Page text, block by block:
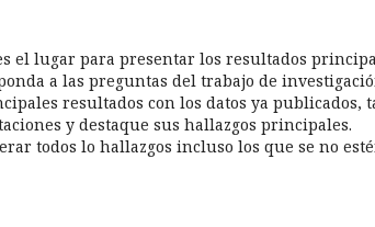
el lugar para presentar los resultados
a las preguntas del trabajo de
resultados con los datos ya publicados,
y destaque sus hallazgos principales.
todos lo hallazgos incluso los que se no